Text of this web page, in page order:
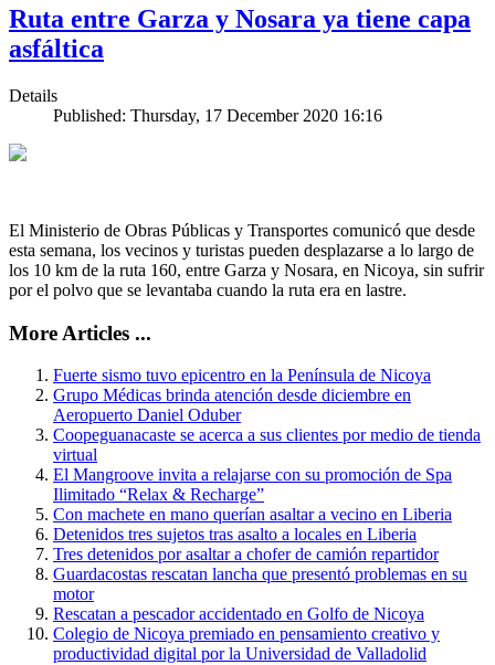
Ruta entre Garza y Nosara ya tiene capa
asfáltica
Details
Published: Thursday, 17 December 2020 16:16
El Ministerio de Obras Públicas y Transportes comunicó que desde
esta semana, los vecinos y turistas pueden desplazarse a lo largo de
los 10 km de la ruta 160, entre Garza y Nosara, en Nicoya, sin sufrir
por el polvo que se levantaba cuando la ruta era en lastre.
More Articles ...
Fuerte sismo tuvo epicentro en la Península de Nicoya
Grupo Médicas brinda atención desde diciembre en
Aeropuerto Daniel Oduber
Coopeguanacaste se acerca a sus clientes por medio de tienda
virtual
El Mangroove invita a relajarse con su promoción de Spa
Ilimitado “Relax & Recharge”
Con machete en mano querían asaltar a vecino en Liberia
Detenidos tres sujetos tras asalto a locales en Liberia
Tres detenidos por asaltar a chofer de camión repartidor
Guardacostas rescatan lancha que presentó problemas en su
motor
Rescatan a pescador accidentado en Golfo de Nicoya
Colegio de Nicoya premiado en pensamiento creativo y
productividad digital por la Universidad de Valladolid